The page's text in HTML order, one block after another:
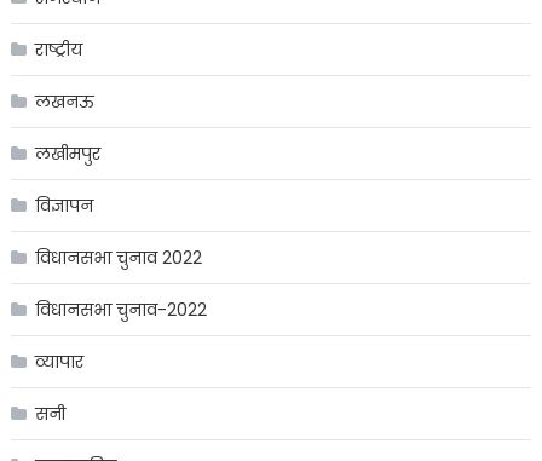
राष्ट्रीय
लखनऊ
लखीमपुर
विज्ञापन
विधानसभा चुनाव 2022
विधानसभा चुनाव-2022
व्यापार
सनी